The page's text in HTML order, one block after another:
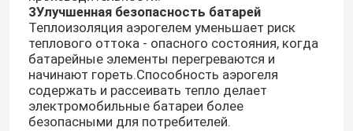
3Улучшенная безопасность батарей
Теплоизоляция аэрогелем уменьшает риск
теплового оттока - опасного состояния, когда
батарейные элементы перегреваются и
начинают гореть.Способность аэрогеля
содержать и рассеивать тепло делает
электромобильные батареи более
безопасными для потребителей.